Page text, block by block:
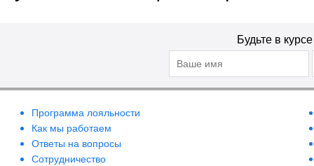
Будьте в
Программа лояльности
Как мы работаем
Ответы на вопросы
Сотрудничество